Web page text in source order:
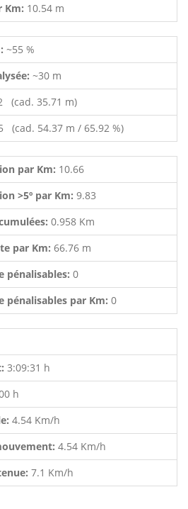
Km: 10.54 m
~55 %
~30 m
(cad. 35.71 m)
(cad. 54.37 m / 65.92 %)
par Km: 10.66
>5º par Km: 9.83
0.958 Km
par Km: 66.76 m
pénalisables: 0
pénalisables par Km: 0
3:09:31 h
h
4.54 Km/h
4.54 Km/h
7.1 Km/h